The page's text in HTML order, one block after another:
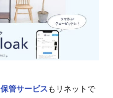
保管サービス もリネットで